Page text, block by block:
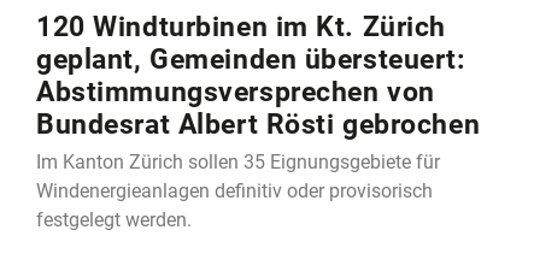
120 Windturbinen im Kt. Zürich
geplant, Gemeinden übersteuert:
Abstimmungsversprechen von
Bundesrat Albert Rösti gebrochen
Im Kanton Zürich sollen 35 Eignungsgebiete für
Windenergieanlagen definitiv oder provisorisch
festgelegt werden.